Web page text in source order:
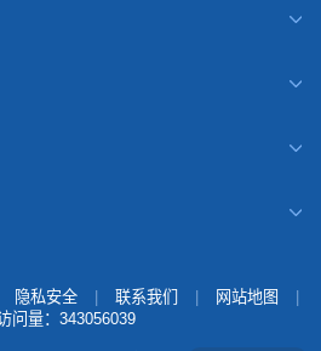
隐私安全 联系我们 网站地图
问量： 343056039